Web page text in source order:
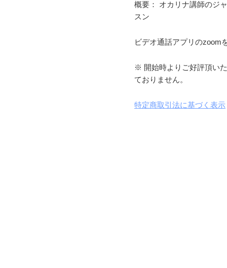
概要： オカリナ講師のジ
スン
ビデオ通話アプリのzoom
※ 開始時よりご好評頂い
ておりません。
特定商取引法に基づく表示